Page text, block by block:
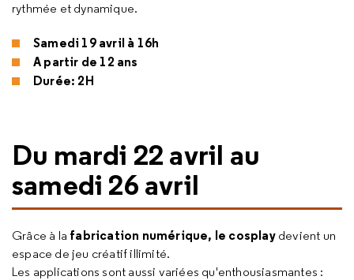
rythmée et dynamique.
Samedi 19 avril à 16h
A partir de 12 ans
Durée: 2H
Du mardi 22 avril au
samedi 26 avril
Grâce à la fabrication numérique, le cosplay devient un
espace de jeu créatif illimité.
Les applications sont aussi variées qu'enthousiasmantes :